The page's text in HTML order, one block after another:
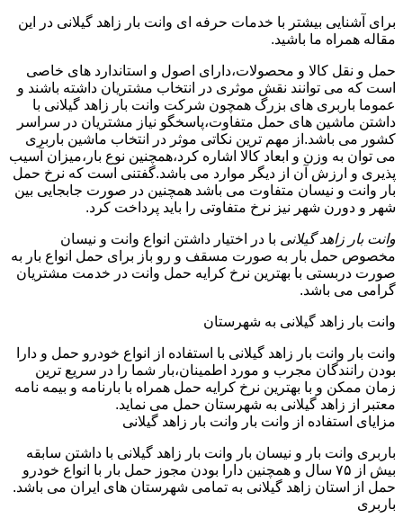
برای آشنایی بیشتر با خدمات حرفه ای وانت بار زاهد گیلانی در این
مقاله همراه ما باشید.
حمل و نقل کالا و محصولات،دارای اصول و استاندارد های خاصی
است که می توانند نقش موثری در انتخاب مشتریان داشته باشند و
عموما باربری های بزرگ همچون شرکت وانت بار زاهد گیلانی با
داشتن ماشین های حمل متفاوت،پاسخگو نیاز مشتریان در سراسر
کشور می باشد.از مهم ترین نکاتی موثر در انتخاب ماشین باربری
می توان به وزن و ابعاد کالا اشاره کرد،همچنین نوع بار،میزان آسیب
پذیری و ارزش آن از دیگر موارد می باشد.گفتنی است که نرخ حمل
بار وانت و نیسان متفاوت می باشد همچنین در صورت جابجایی بین
شهر و دورن شهر نیز نرخ متفاوتی را باید پرداخت کرد.
وانت بار زاهد گیلانی با در اختیار داشتن انواع وانت و نیسان
مخصوص حمل بار به صورت مسقف و رو باز برای حمل انواع بار به
صورت دربستی با بهترین نرخ کرایه حمل وانت در خدمت مشتریان
گرامی می باشد.
وانت بار زاهد گیلانی به شهرستان
وانت بار وانت بار زاهد گیلانی با استفاده از انواع خودرو حمل و دارا
بودن رانندگان مجرب و مورد اطمینان،بار شما را در سریع ترین
زمان ممکن و با بهترین نرخ کرایه حمل همراه با بارنامه و بیمه نامه
معتبر از زاهد گیلانی به شهرستان حمل می نماید.
مزایای استفاده از وانت بار وانت بار زاهد گیلانی
باربری وانت بار و نیسان بار وانت بار زاهد گیلانی با داشتن سابقه
بیش از ۷۵ سال و همچنین دارا بودن مجوز حمل بار با انواع خودرو
حمل از استان زاهد گیلانی به تمامی شهرستان های ایران می باشد.
باربری